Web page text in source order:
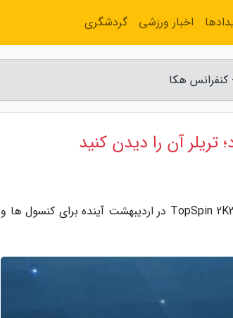
به گزارش کنفرانس هکا، کمپانی 2K به تازگی اعلام نموده است که بازی TopSpin 2K25 در اردیبهشت آینده برای کنسول ها و
اخبار ورزشی گردشگری